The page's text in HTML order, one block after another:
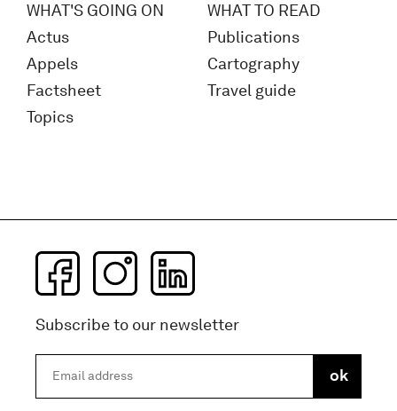
WHAT'S GOING ON
Actus
Appels
Factsheet
Topics
WHAT TO READ
Publications
Cartography
Travel guide
Subscribe to our newsletter